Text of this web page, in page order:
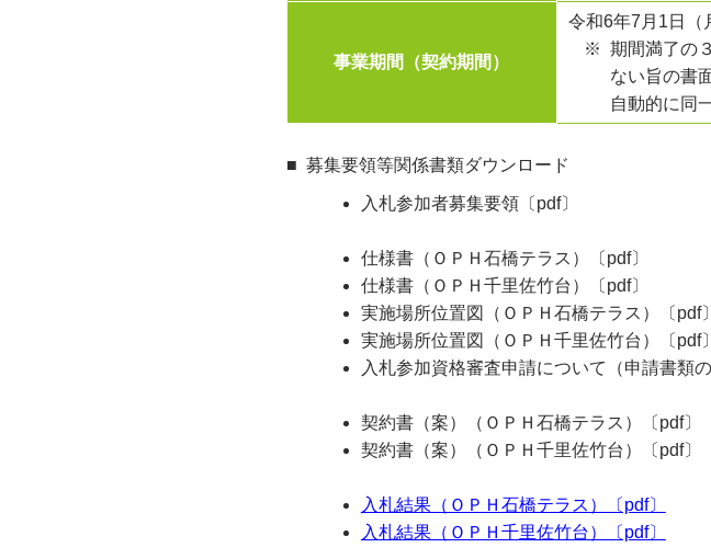
事業期間（契約期間）
令和6年7月1日（
期間満了の
ない旨の書
自動的に同
募集要領等関係書類ダウンロード
入札参加者募集要領〔pdf〕
仕様書（ＯＰＨ石橋テラス）〔pdf〕
仕様書（ＯＰＨ千里佐竹台）〔pdf〕
実施場所位置図（ＯＰＨ石橋テラス）〔pdf〕
実施場所位置図（ＯＰＨ千里佐竹台）〔pdf〕
入札参加資格審査申請について（申請書類
契約書（案）（ＯＰＨ石橋テラス）〔pdf〕
契約書（案）（ＯＰＨ千里佐竹台）〔pdf〕
入札結果（ＯＰＨ石橋テラス）〔pdf〕
入札結果（ＯＰＨ千里佐竹台）〔pdf〕